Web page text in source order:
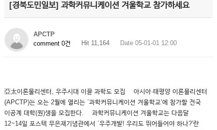
[경북도민일보] 과학커뮤니케이션 겨울학교 참가하세요
APCTP
comment 0건
Hit 11,164 Date 05-01-01 12:00
亞太이론물리센터, 우주시대 이끌 과학도 모집 아시아·태평양 이론물리센터
(APCTP)는 오는 2월에 열리는 `과학커뮤니케이션 겨울학교’에 참가할 전국
이공계 대학(원)생을 모집한다. 과학커뮤니케이션 겨울학교는 다음달
12~14일 포스텍 무은재기념관에서 `우주개발! 우리도 뛰어들어야 하나?’란